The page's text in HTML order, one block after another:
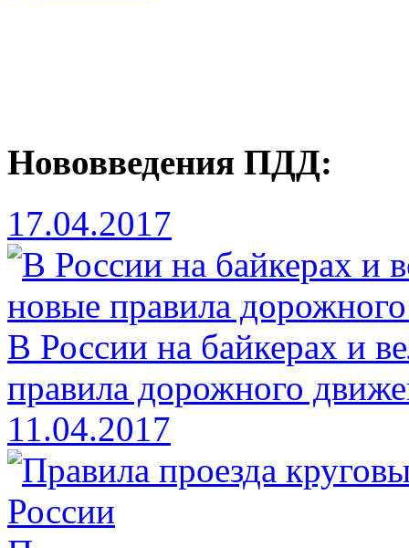
Нововведения ПДД:
17.04.2017
В России на байкерах и
правила дорожного
11.04.2017